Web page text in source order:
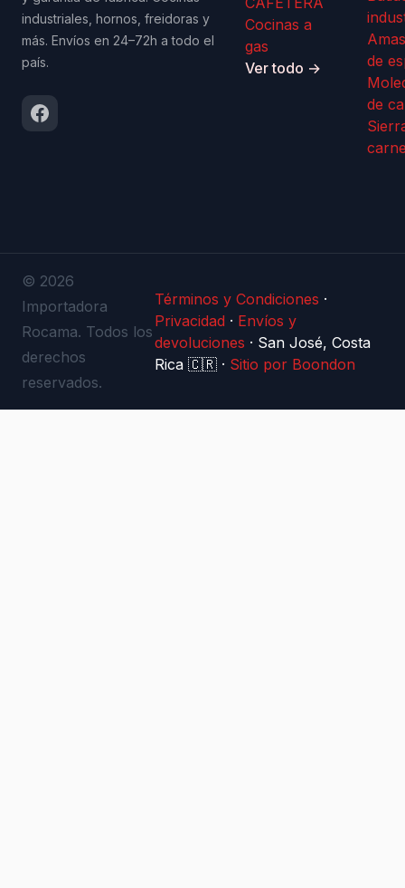
industriales, hornos, freidoras y
más. Envíos en 24–72h a todo el
país.
Cocinas a
gas
Ver todo →
de
de
© 2026
Importadora
Rocama. Todos los
derechos
reservados.
Términos y Condiciones ·
Privacidad · Envíos y
devoluciones · San José, Costa
Rica 🇨🇷 · Sitio por Boondon